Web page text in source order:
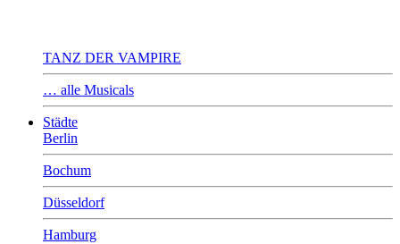
TANZ DER VAMPIRE
… alle Musicals
Städte
Berlin
Bochum
Düsseldorf
Hamburg